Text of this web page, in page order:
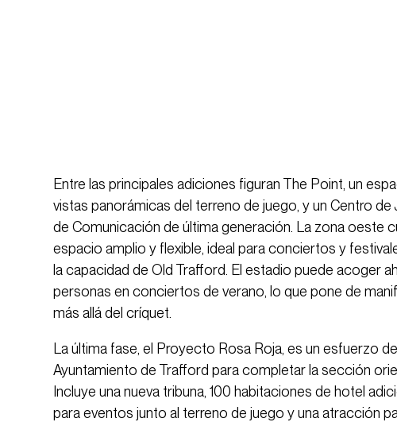
Entre las principales adiciones figuran The Point, un
vistas panorámicas del terreno de juego, y un Centro
de Comunicación de última generación. La zona oeste
espacio amplio y flexible, ideal para conciertos y
la capacidad de Old Trafford. El estadio puede acoger
personas en conciertos de verano, lo que pone de
más allá del críquet.
La última fase, el Proyecto Rosa Roja, es un esfuerzo
Ayuntamiento de Trafford para completar la sección
Incluye una nueva tribuna, 100 habitaciones de hotel
para eventos junto al terreno de juego y una atracción